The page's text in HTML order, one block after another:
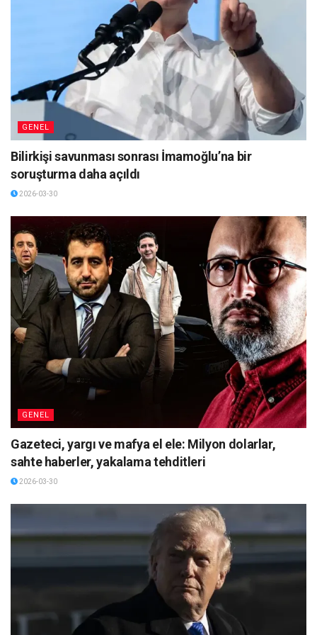
GENEL
Bilirkişi savunması sonrası İmamoğlu’na bir
soruşturma daha açıldı
2026-03-30
GENEL
Gazeteci, yargı ve mafya el ele: Milyon dolarlar,
sahte haberler, yakalama tehditleri
2026-03-30